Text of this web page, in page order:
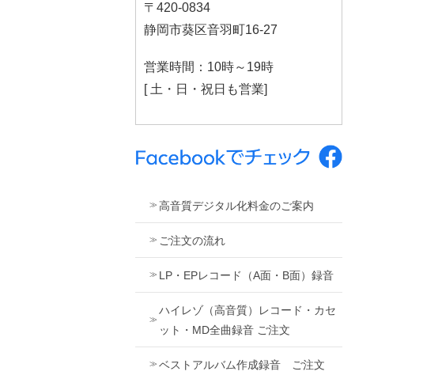
〒420-0834
静岡市葵区音羽町16-27
営業時間：10時～19時
[ 土・日・祝日も営業]
高音質デジタル化料金のご案内
ご注文の流れ
LP・EPレコード（A面・B面）録音
ハイレゾ（高音質）レコード・カセ
ット・MD全曲録音 ご注文
ベストアルバム作成録音 ご注文